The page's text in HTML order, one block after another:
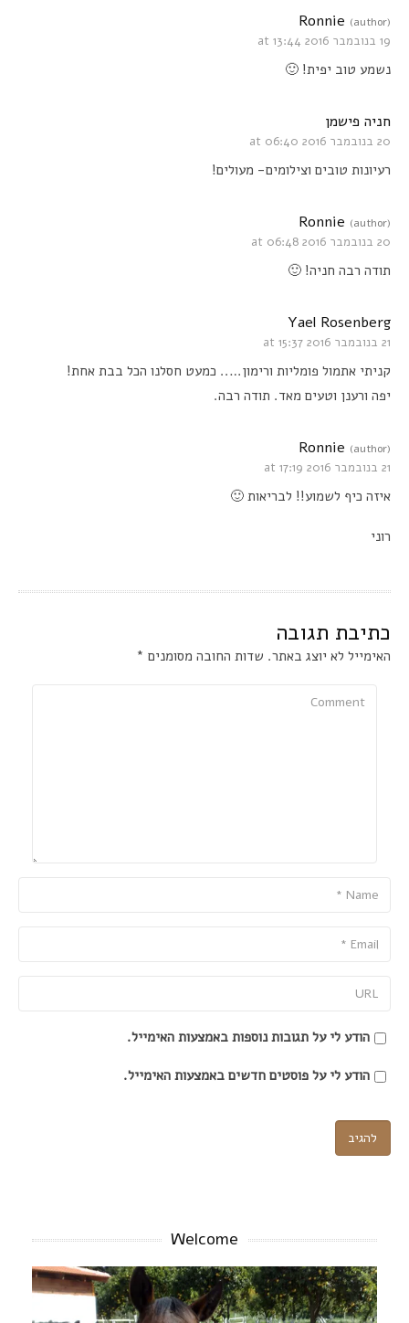
Ronnie (author)
19 בנובמבר 2016 at 13:44
נשמע טוב יפית! 🙂
חניה פישמן
20 בנובמבר 2016 at 06:40
רעיונות טובים וצילומים- מעולים!
Ronnie (author)
20 בנובמבר 2016 at 06:48
תודה רבה חניה! 🙂
Yael Rosenberg
21 בנובמבר 2016 at 15:37
קניתי אתמול פומליות ורימון….. כמעט חסלנו הכל בבת אחת!
יפה ורענן וטעים מאד. תודה רבה.
Ronnie (author)
21 בנובמבר 2016 at 17:19
איזה כיף לשמוע!! לבריאות 🙂
רוני
כתיבת תגובה
האימייל לא יוצג באתר. שדות החובה מסומנים *
Comment
Name
Email
הודע לי על תגובות נוספות באמצעות האימייל.
הודע לי על פוסטים חדשים באמצעות האימייל.
Welcome